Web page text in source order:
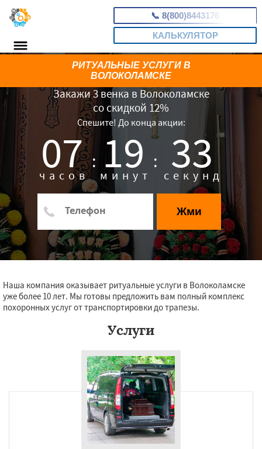
📞 8(800)8443176
КАЛЬКУЛЯТОР
Закажи 3 венка в Волоколамске
со скидкой 12%
Спешите! До конца акции:
07 :
часов 19 :
минут 32
секунд
Жми
РИТУАЛЬНЫЕ УСЛУГИ В
ВОЛОКОЛАМСКЕ
Наша компания оказывает ритуальные услуги в Волоколамске
уже более 10 лет. Мы готовы предложить вам полный комплекс
похоронных услуг от транспортировки до трапезы.
Услуги